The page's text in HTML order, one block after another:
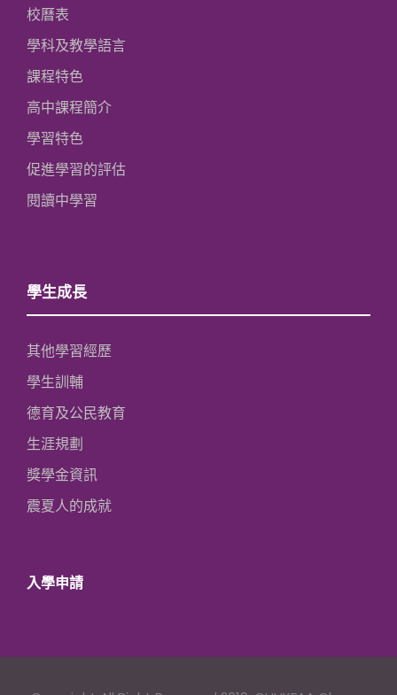
校曆表
學科及教學語言
課程特色
高中課程簡介
學習特色
促進學習的評估
閱讀中學習
學生成長
其他學習經歷
學生訓輔
德育及公民教育
生涯規劃
獎學金資訊
震夏人的成就
入學申請